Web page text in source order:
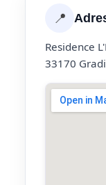
📍
Residence
33170